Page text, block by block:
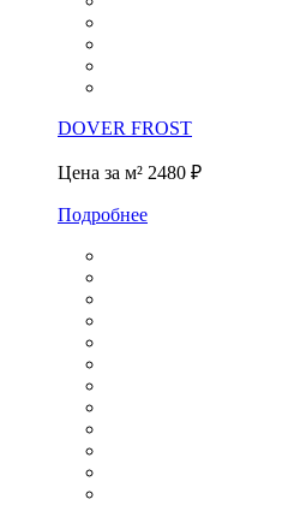
DOVER FROST
Цена за м² 2480 ₽
Подробнее